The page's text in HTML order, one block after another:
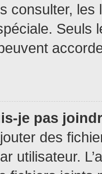
consulter,
Seuls
je pas
des
utilisateur.